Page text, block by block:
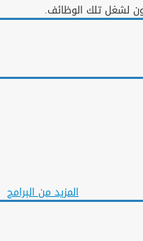
لشغل تلك الوظائف.
المزيد من البرامج